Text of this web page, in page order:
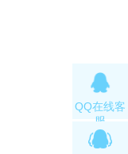
QQ在线客
服